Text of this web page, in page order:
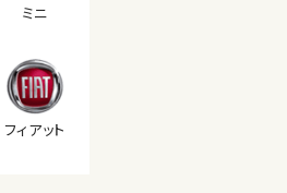
ミニ
フィアット